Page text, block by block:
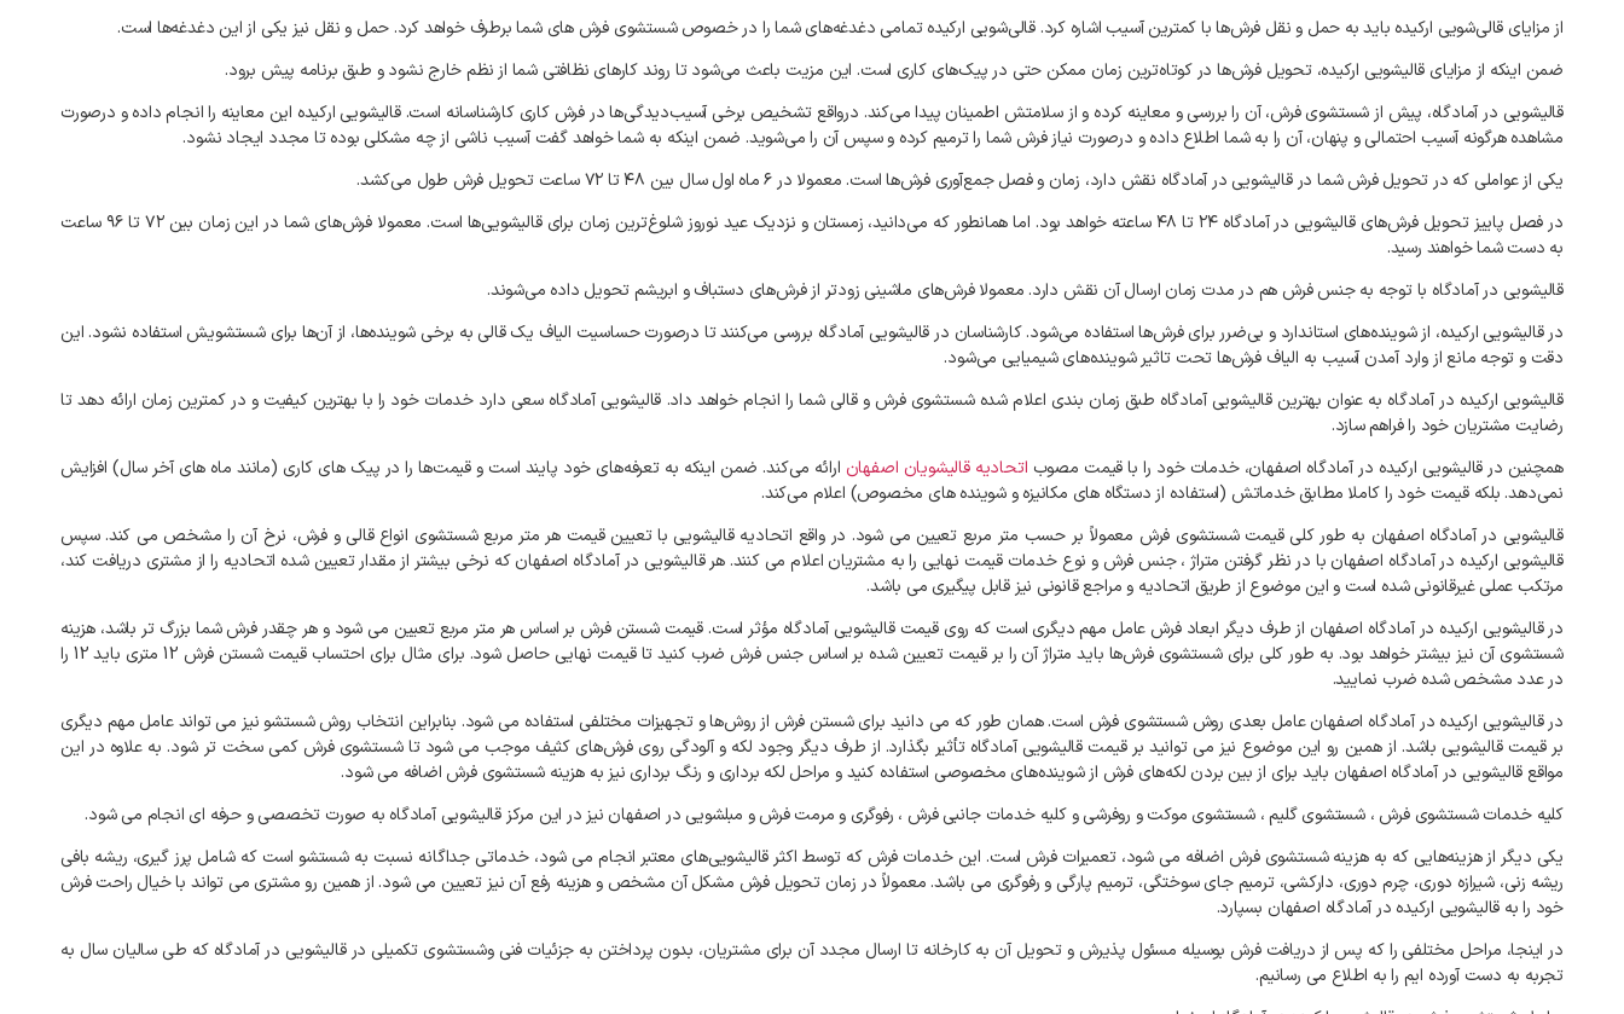
از مزایای قالی‌شویی ارکیده باید به حمل و نقل فرش‌ها با کمترین آسیب اشاره کرد. قالی‌شویی ارکیده تمامی دغدغه‌های شما را در خصوص شستشوی فرش‌ های شما برطرف خواهد کرد. حمل و نقل نیز یکی از این دغدغه‌ها است.
ضمن اینکه از مزایای قالیشویی ارکیده، تحویل فرش‌ها در کوتاه‌ترین زمان ممکن حتی در پیک‌های کاری است. این مزیت باعث می‌شود تا روند کارهای نظافتی شما از نظم خارج نشود و طبق برنامه پیش برود.
قالیشویی در آمادگاه، پیش از شستشوی فرش، آن را بررسی و معاینه کرده و از سلامتش اطمینان پیدا می‌کند. درواقع تشخیص برخی آسیب‌دیدگی‌ها در فرش کاری کارشناسانه است. قالیشویی ارکیده این معاینه را انجام داده و درصورت
مشاهده هرگونه آسیب احتمالی و پنهان، آن را به شما اطلاع داده و درصورت نیاز فرش شما را ترمیم کرده و سپس آن را می‌شوید. ضمن اینکه به شما خواهد گفت آسیب ناشی از چه مشکلی بوده تا مجدد ایجاد نشود.
یکی از عواملی که در تحویل فرش شما درقالیشویی در آمادگاه نقش دارد، زمان و فصل جمع‌آوری فرش‌ها است. معمولا در ۶ ماه اول سال بین ۴۸ تا ۷۲ ساعت تحویل فرش طول می‌کشد.
در فصل پاییز تحویل فرش‌های قالیشویی در آمادگاه ۲۴ تا ۴۸ ساعته خواهد بود. اما همانطور که می‌دانید، زمستان و نزدیک عید نوروز شلوغ‌ترین زمان برای قالیشویی‌ها است. معمولا فرش‌های شما در این زمان بین ۷۲ تا ۹۶ ساعت
به دست شما خواهند رسید.
قالیشویی در آمادگاه با توجه بهجنس فرش هم در مدت زمان ارسال آن نقش دارد. معمولا فرش‌های ماشینی زودتر از فرش‌های دستباف و ابریشم تحویل داده می‌شوند.
در قالیشویی ارکیده، از شوینده‌های استاندارد و بی‌ضرر برای فرش‌ها استفاده می‌شود. کارشناسان در قالیشویی آمادگاه بررسی می‌کنند تا درصورت حساسیت الیاف یک قالی به برخی شوینده‌ها، از آن‌ها برای شستشویش استفاده نشود. این
دقت و توجه مانع از وارد آمدن آسیب به الیاف فرش‌ها تحت تاثیر شوینده‌های شیمیایی می‌شود.
قالیشویی ارکیده در آمادگاه به عنوان بهترین قالیشویی آمادگاه طبق زمان بندی اعلام شده شستشوی فرش و قالی شما را انجام خواهد داد. قالیشویی آمادگاه سعی دارد خدمات خود را با بهترین کیفیت و در کمترین زمان ارائه دهد تا
رضایت مشتریان خود را فراهم سازد.
همچنین در قالیشویی ارکیده در آمادگاه اصفهان، خدمات خود را با قیمت مصوب اتحادیه قالیشویان اصفهان ارائه می‌کند. ضمن اینکه به تعرفه‌های خود پایند است و قیمت‌ها را در پیک‌ های کاری (مانند ماه‌ های آخر سال) افزایش
نمی‌دهد. بلکه قیمت خود را کاملا مطابق خدماتش (استفاده از دستگاه های مکانیزه و شوینده‌ های مخصوص) اعلام می‌کند.
قالیشویی در آمادگاه اصفهان به طور کلی قیمت شستشوی فرش معمولاً بر حسب متر مربع تعیین می شود. در واقع اتحادیه قالیشویی با تعیین قیمت هر متر مربع شستشوی انواع قالی و فرش، نرخ آن را مشخص می کند. سپس
قالیشویی ارکیده در آمادگاه اصفهان با در نظر گرفتن متراژ ، جنس فرش و نوع خدمات قیمت نهایی را به مشتریان اعلام می کنند. هر قالیشویی در آمادگاه اصفهان که نرخی بیشتر از مقدار تعیین شده اتحادیه را از مشتری دریافت کند،
مرتکب عملی غیرقانونی شده است و این موضوع از طریق اتحادیه و مراجع قانونی نیز قابل پیگیری می باشد.
در قالیشویی ارکیده در آمادگاه اصفهان از طرف دیگر ابعاد فرش عامل مهم دیگری است که روی قیمت قالیشویی آمادگاه مؤثر است. قیمت شستن فرش بر اساس هر متر مربع تعیین می شود و هر چقدر فرش شما بزرگ تر باشد، هزینه
شستشوی آن نیز بیشتر خواهد بود. به طور کلی برای شستشوی فرش‌ها باید متراژ آن را بر قیمت تعیین شده بر اساس جنس فرش ضرب کنید تا قیمت نهایی حاصل شود. برای مثال برای احتساب قیمت شستن فرش 12 متری باید 12 را
در عدد مشخص شده ضرب نمایید.
در قالیشویی ارکیده در آمادگاه اصفهان عامل بعدی روش شستشوی فرش است. همان طور که می دانید برای شستن فرش از روش‌ها و تجهیزات مختلفی استفاده می شود. بنابراین انتخاب روش شستشو نیز می تواند عامل مهم دیگری
بر قیمت قالیشویی باشد. از همین رو این موضوع نیز می توانید بر قیمت قالیشویی آمادگاه تأثیر بگذارد. از طرف دیگر وجود لکه و آلودگی روی فرش‌های کثیف موجب می شود تا شستشوی فرش کمی سخت تر شود. به علاوه در این
مواقع قالیشویی در آمادگاه اصفهان باید برای از بین بردن لکه‌های فرش از شوینده‌های مخصوصی استفاده کنید و مراحل لکه برداری و رنگ برداری نیز به هزینه شستشوی فرش اضافه می شود.
کلیه خدمات شستشوی فرش ، شستشوی گلیم ، شستشوی موکت و روفرشی و کلیه خدمات جانبی فرش ، رفوگری و مرمت فرش و مبلشویی در اصفهان نیز در این مرکز قالیشویی آمادگاه به صورت تخصصی و حرفه ای انجام می شود.
یکی دیگر از هزینه‌هایی که به هزینه شستشوی فرش اضافه می شود، تعمیرات فرش است. این خدمات فرش که توسط اکثر قالیشویی‌های معتبر انجام می شود، خدماتی جداگانه نسبت به شستشو است که شامل پرز گیری، ریشه بافی
ریشه زنی، شیرازه دوری، چرم دوری، دارکشی، ترمیم جای سوختگی، ترمیم پارگی و رفوگری می باشد. معمولاً در زمان تحویل فرش مشکل آن مشخص و هزینه رفع آن نیز تعیین می شود. از همین رو مشتری می تواند با خیال راحت فرش
خود را به قالیشویی ارکیده در آمادگاه اصفهان بسپارد.
در اینجا، مراحل مختلفی را که پس از دریافت فرش بوسیله مسئول پذیرش و تحویل آن به کارخانه تا ارسال مجدد آن برای مشتریان، بدون پرداختن به جزئیات فنی وشستشوی تکمیلی در قالیشویی در آمادگاه که طی سالیان سال به
تجربه به دست آورده ایم را به اطلاع می رسانیم.